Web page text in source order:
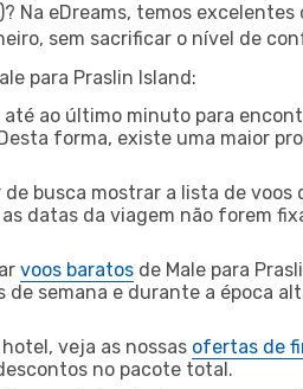
Na eDreams, temos
sem sacrificar o nível de
para Praslin Island:
até ao último minuto para
forma, existe uma maior
de busca mostrar a lista de
datas da viagem não forem
voos baratos de Male para
semana e durante a época
veja as nossas ofertas de
no pacote total.